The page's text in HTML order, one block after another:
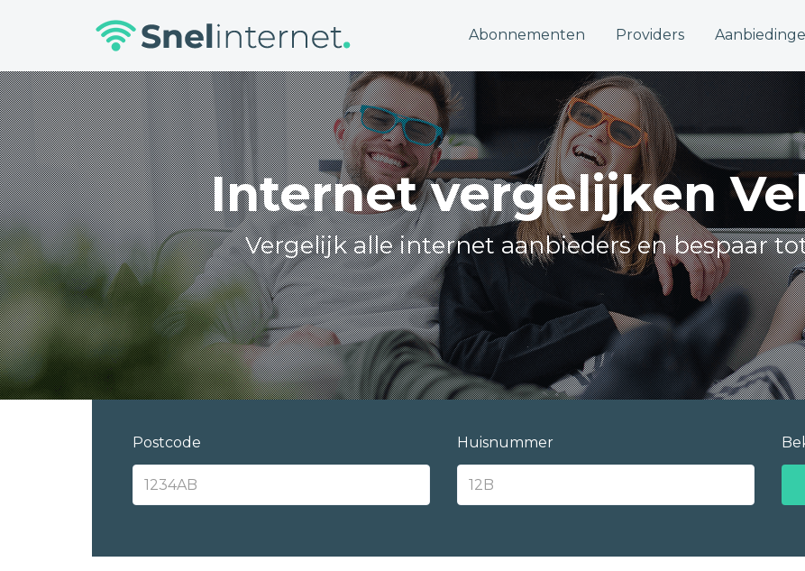
Abonnementen Providers
Skip
to
content
Internet vergelijken
Vergelijk alle internet aanbieders en bespaar
Postcode Huisnummer